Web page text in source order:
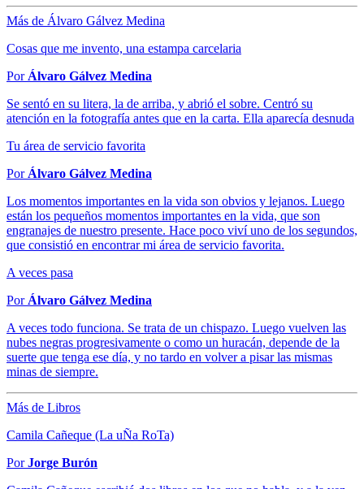
Más de Álvaro Gálvez Medina
Cosas que me invento, una estampa carcelaria
Por Álvaro Gálvez Medina
Se sentó en su litera, la de arriba, y abrió el sobre. Centró su
atención en la fotografía antes que en la carta. Ella aparecía desnuda
Tu área de servicio favorita
Por Álvaro Gálvez Medina
Los momentos importantes en la vida son obvios y lejanos. Luego
están los pequeños momentos importantes en la vida, que son
engranajes de nuestro presente. Hace poco viví uno de los segundos,
que consistió en encontrar mi área de servicio favorita.
A veces pasa
Por Álvaro Gálvez Medina
A veces todo funciona. Se trata de un chispazo. Luego vuelven las
nubes negras progresivamente o como un huracán, depende de la
suerte que tenga ese día, y no tardo en volver a pisar las mismas
minas de siempre.
Más de Libros
Camila Cañeque (La uÑa RoTa)
PorJorge Burón